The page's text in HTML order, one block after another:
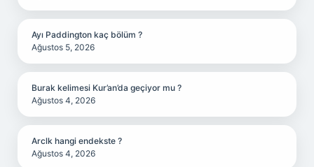
Ayı Paddington kaç bölüm ?
Ağustos 5, 2026
Burak kelimesi Kur’an’da geçiyor mu ?
Ağustos 4, 2026
Arclk hangi endekste ?
Ağustos 4, 2026